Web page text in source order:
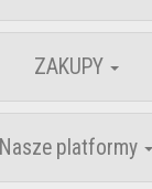
ZAKUPY
Nasze platformy